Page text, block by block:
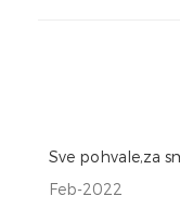
Sve pohvale,za
Feb-2022